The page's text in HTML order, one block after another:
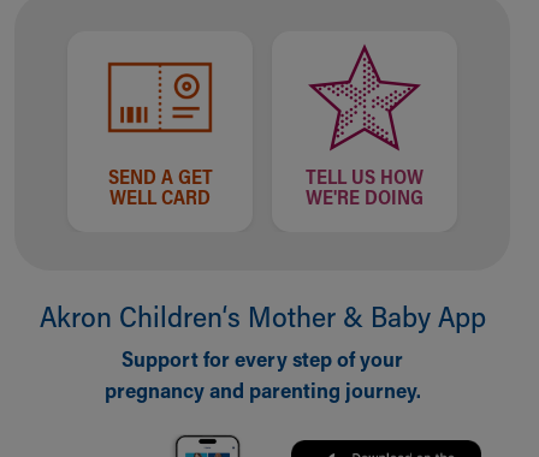
SEND A GET
WELL CARD
TELL US HOW
WE'RE DOING
Akron Children‘s Mother & Baby App
Support for every step of your
pregnancy and parenting journey.